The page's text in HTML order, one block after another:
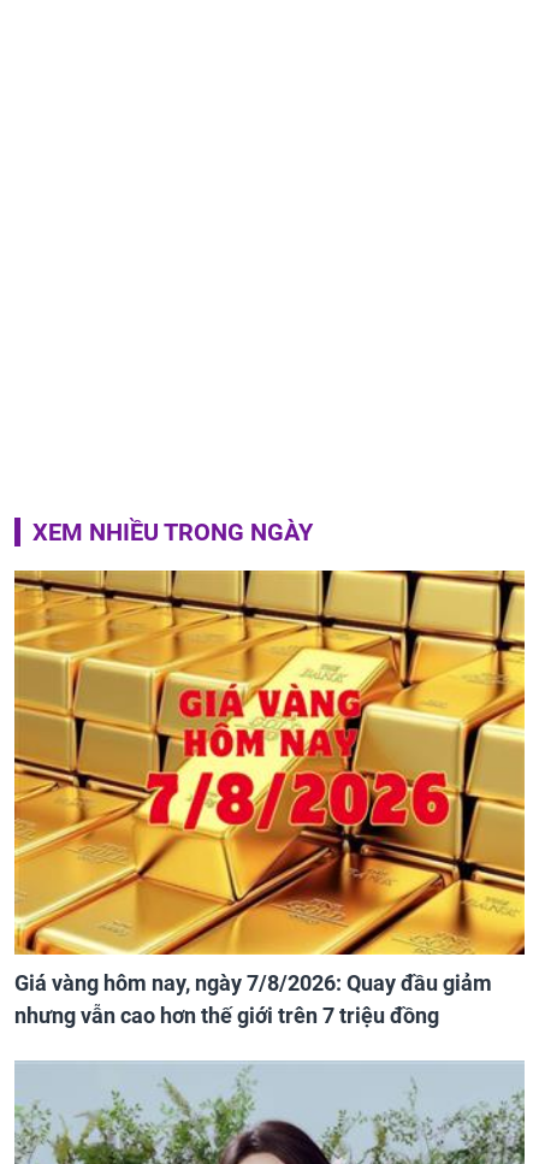
XEM NHIỀU TRONG NGÀY
Giá vàng hôm nay, ngày 7/8/2026: Quay đầu giảm
nhưng vẫn cao hơn thế giới trên 7 triệu đồng